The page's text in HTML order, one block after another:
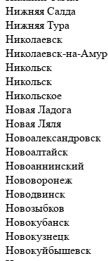
Нижняя Салда
Нижняя Тура
Николаевск
Николаевск-на-
Никольск
Никольск
Никольское
Новая Ладога
Новая Ляля
Новоалександровск
Новоалтайск
Новоаннинский
Нововоронеж
Новодвинск
Новозыбков
Новокубанск
Новокузнецк
Новокуйбышевск